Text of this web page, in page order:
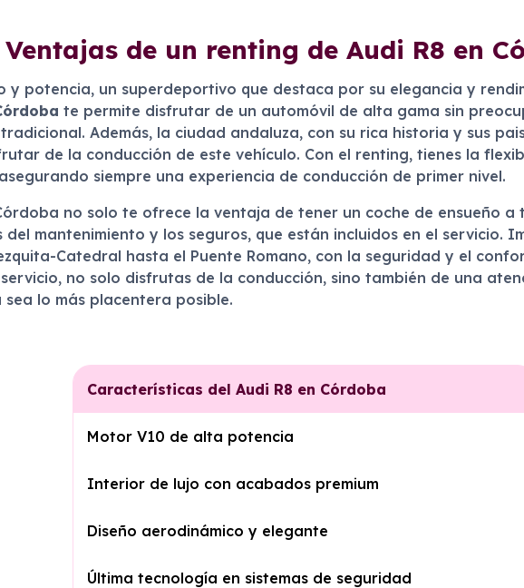
Ventajas de un renting de Audi R8 en
y potencia, un superdeportivo que destaca por su elegancia y
te permite disfrutar de un automóvil de alta gama sin
Además, la ciudad andaluza, con su rica historia y sus
de la conducción de este vehículo. Con el renting, tienes la
siempre una experiencia de conducción de primer nivel.
no solo te ofrece la ventaja de tener un coche de ensueño a
mantenimiento y los seguros, que están incluidos en el servicio.
Catedral hasta el Puente Romano, con la seguridad y el
no solo disfrutas de la conducción, sino también de una
lo más placentera posible.
Características del Audi R8 en Córdoba
Motor V10 de alta potencia
Interior de lujo con acabados premium
Diseño aerodinámico y elegante
Última tecnología en sistemas de seguridad